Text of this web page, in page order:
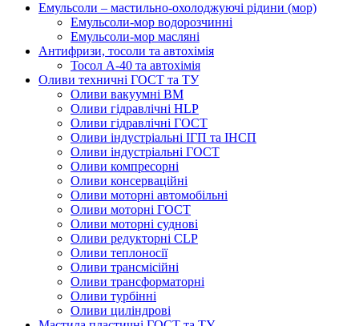
Емульсоли – мастильно-охолоджуючі рідини (мор)
Емульсоли-мор водорозчинні
Емульсоли-мор масляні
Антифризи, тосоли та автохімія
Тосол А-40 та автохімія
Оливи техничні ГОСТ та ТУ
Оливи вакуумні ВМ
Оливи гідравлічні HLP
Оливи гідравлічні ГОСТ
Оливи індустріальні ІГП та ІНСП
Оливи індустріальні ГОСТ
Оливи компресорні
Оливи консерваційні
Оливи моторні автомобільні
Оливи моторні ГОСТ
Оливи моторні суднові
Оливи редукторні CLP
Оливи теплоносії
Оливи трансмісійні
Оливи трансформаторні
Оливи турбінні
Оливи циліндрові